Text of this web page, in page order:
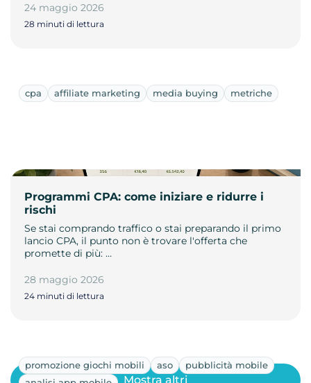
24 maggio 2026
28 minuti di lettura
cpa affiliate marketing media buying metriche
Programmi CPA: come iniziare e ridurre i
rischi
Se stai comprando traffico o stai preparando il primo
lancio CPA, il punto non è trovare l'offerta che
promette di più: …
28 maggio 2026
24 minuti di lettura
promozione giochi mobili aso
pubblicità mobile
Mostra altri